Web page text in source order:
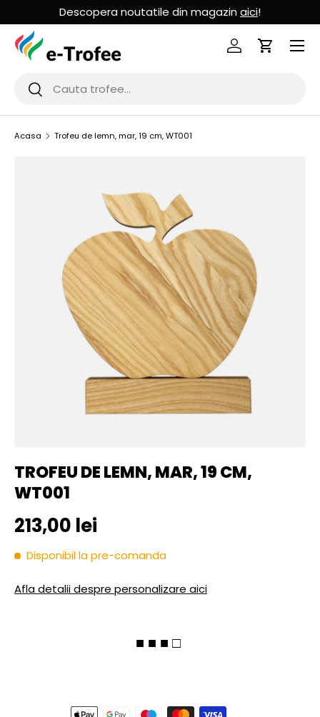
MERGI LA CONTINUT
Descopera noutatile din magazin aici!
Cauta
Cauta
Logheaza-te
Cos de
Acasa Trofeu de lemn, mar, 19 cm, WT001
TROFEU DE LEMN, MAR, 19 CM,
WT001
Pret initial
213,00 lei
Disponibil la pre-comanda
Afla detalii despre personalizare aici
■ ■ ■ □